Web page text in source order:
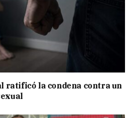
ratificó la condena contra un